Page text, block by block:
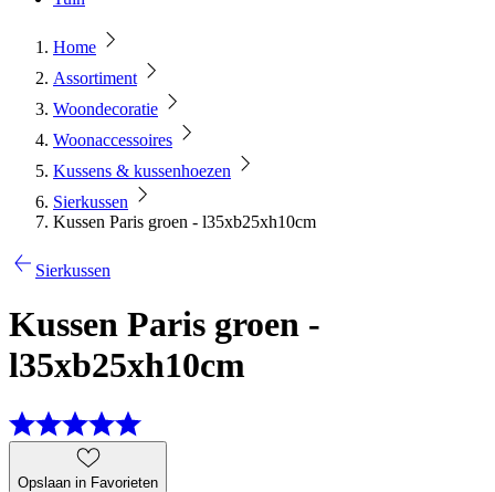
Home
Assortiment
Woondecoratie
Woonaccessoires
Kussens & kussenhoezen
Sierkussen
Kussen Paris groen - l35xb25xh10cm
Sierkussen
Kussen Paris groen -
l35xb25xh10cm
Opslaan in Favorieten